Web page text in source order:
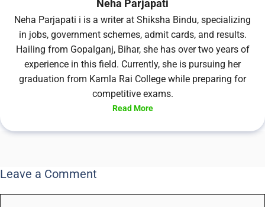
Neha Parjapati
Neha Parjapati i is a writer at Shiksha Bindu, specializing
in jobs, government schemes, admit cards, and results.
Hailing from Gopalganj, Bihar, she has over two years of
experience in this field. Currently, she is pursuing her
graduation from Kamla Rai College while preparing for
competitive exams.
Read More
Leave a Comment